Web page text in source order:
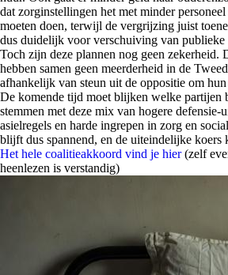
dat zorginstellingen het met minder
moeten doen, terwijl de vergrijzing juist
dus duidelijk voor verschuiving van publieke
Toch zijn deze plannen nog geen
hebben samen geen meerderheid in de
afhankelijk van steun uit de oppositie om
De komende tijd moet blijken welke partijen
stemmen met deze mix van hogere defensie-
asielregels en harde ingrepen in zorg en
blijft dus spannend, en de uiteindelijke koers
Het hele coalitieakkoord vind je hier(zelf
heenlezen is verstandig)